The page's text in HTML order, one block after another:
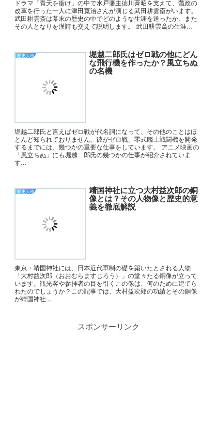
ドラマ「青天を衝け」の中で水戸藩主徳川斉昭を支えて、藩政の
改革を行った一人に津田寛治さんが演じる武田耕雲斎がいます。
武田耕雲斎は幕末の歴史の中でどのような生涯を送ったか、また
その人となりを漢詩も交えて説明します。 武田耕雲斎の生涯...
歴史人物
堀越二郎氏はゼロ戦の他にどん
な飛行機を作ったか？風立ちぬ
の名機
堀越二郎氏と言えばゼロ戦が代名詞になって、その他のことはほ
とんど知られておりません。彼がゼロ戦、零式艦上戦闘機を開発
するまでには、幾つかの重要な仕事をしています。 アニメ映画の
「風立ちぬ」にも堀越二郎氏の幾つかの仕事が紹介されていま
す...
歴史人物
靖国神社に立つ大村益次郎の銅
像とは？その人物像と歴史的意
義を徹底解説
東京・靖国神社には、日本近代軍制の礎を築いたとされる人物
「大村益次郎（おおむらますじろう）」の堂々たる銅像が立って
います。観光客や参拝者の目を引くこの像は、何のために建てら
れたのでしょうか？この記事では、大村益次郎の功績とその銅像
が靖国神社...
スポンサーリンク